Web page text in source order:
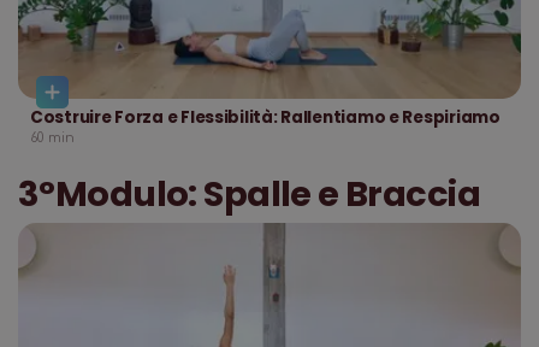
Costruire Forza e Flessibilità: Rallentiamo e Respiriamo
60 min
3°Modulo: Spalle e Braccia